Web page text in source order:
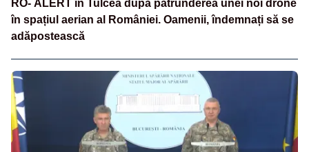
RO- ALERT în Tulcea după pătrunderea unei noi drone
în spațiul aerian al României. Oamenii, îndemnați să se
adăpostească